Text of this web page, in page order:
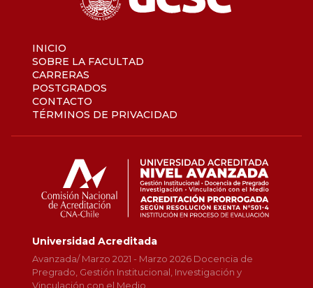
INICIO
SOBRE LA FACULTAD
CARRERAS
POSTGRADOS
CONTACTO
TÉRMINOS DE PRIVACIDAD
Universidad Acreditada
Avanzada/ Marzo 2021 - Marzo 2026 Docencia de
Pregrado, Gestión Institucional, Investigación y
Vinculación con el Medio.